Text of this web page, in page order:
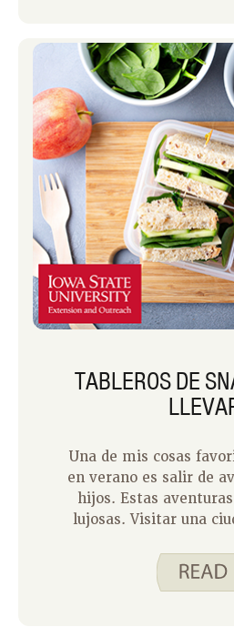
TABLEROS DE
Una de mis cosas
en verano es salir de
hijos. Estas
lujosas. Visitar una
lista. Con los años,
bastante buena